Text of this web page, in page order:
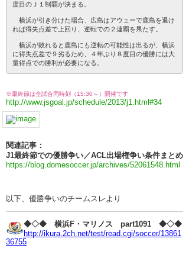
度目のＪ１制覇が決まる。
横浜が引き分けた場合、広島はアウェーで鹿島を退け
れば得失点差で上回り、逆転での２連覇を果たす。
横浜が敗れると鹿島にも逆転の可能性は出るが、横浜
に得失点差で９劣るため、４年ぶり８度目の優勝には大
量得点での勝利が必要になる。
※最終節は全試合同時刻（15:30～）開催です
http://www.jsgoal.jp/schedule/2013/j1.html#34
関連記事：
J1最終節での優勝争い／ACL出場権争い条件まとめ
https://blog.domesoccer.jp/archives/52061548.html
以下、優勝争いのチームスレより
◆◇◆ 横浜F・マリノス part1091 ◆◇◆
http://ikura.2ch.net/test/read.cgi/soccer/13861
36755